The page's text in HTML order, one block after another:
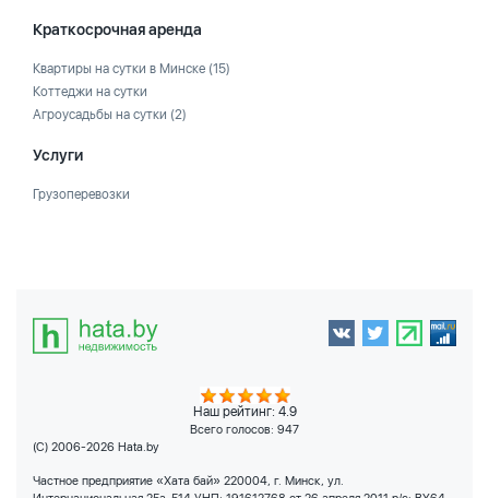
Краткосрочная аренда
Квартиры на сутки в Минске (15)
Коттеджи на сутки
Агроусадьбы на сутки (2)
Услуги
Грузоперевозки
Наш рейтинг: 4.9
Всего голосов: 947
(C) 2006-2026 Hata.by
Частное предприятие «Хата бай» 220004, г. Минск, ул.